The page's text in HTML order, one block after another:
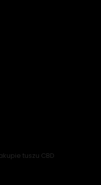
tuszu CBD